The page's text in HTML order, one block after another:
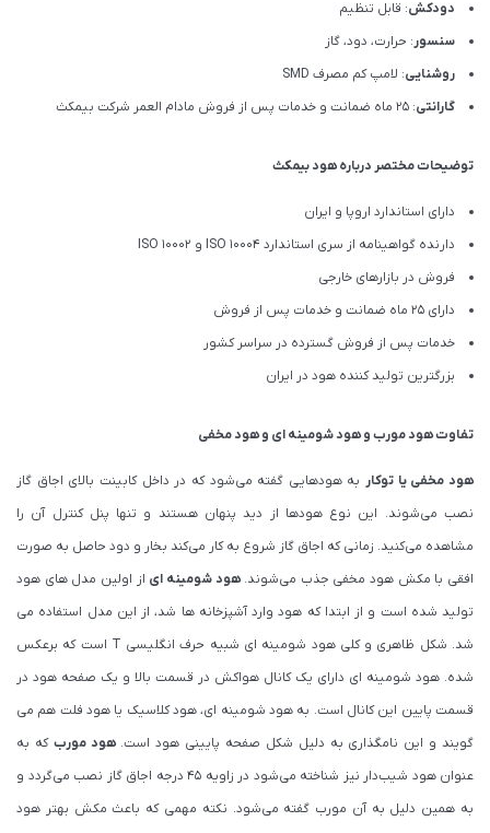
دودکش: قابل تنظیم
سنسور: حرارت، دود، گاز
روشنایی: لامپ کم مصرف SMD
گارانتی: 25 ماه ضمانت و خدمات پس از فروش مادام العمر شرکت بیمکث
توضیحات مختصر درباره هود بیمکث
دارای استاندارد اروپا و ایران
دارنده گواهینامه از سری استاندارد ISO 10004 و ISO 10002
فروش در بازارهای خارجی
دارای 25 ماه ضمانت و خدمات پس از فروش
خدمات پس از فروش گسترده در سراسر کشور
بزرگترین تولید کننده هود در ایران
تفاوت هود مورب و هود شومینه ای و هود مخفی
هود مخفی یا توکار به هودهایی گفته می‌شود که در داخل کابینت بالای اجاق گاز
نصب می‌شوند. این نوع هودها از دید پنهان هستند و تنها پنل کنترل آن را
مشاهده می‌کنید. زمانی که اجاق گاز شروع به کار می‌کند بخار و دود حاصل به صورت
افقی با مکش هود مخفی جذب می‌شوند.هود شومینه ای از اولین مدل های هود
تولید شده است و از ابتدا که هود وارد آشپزخانه ها شد، از این مدل استفاده می
شد. شکل ظاهری و کلی هود شومینه ای شبیه حرف انگلیسی T است که برعکس
شده. هود شومینه ای دارای یک کانال هواکش در قسمت بالا و یک صفحه هود در
قسمت پایین این کانال است. به هود شومینه ای، هود کلاسیک یا هود فلت هم می
گویند و این نامگذاری به دلیل شکل صفحه پایینی هود است.هود مورب که به
عنوان هود شیب‌دار نیز شناخته می‌شود در زاویه ۴۵ درجه اجاق گاز نصب می‌گردد و
به همین دلیل به آن مورب گفته می‌شود. نکته مهمی که باعث مکش بهتر هود